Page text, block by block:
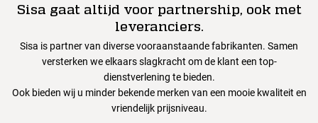
Sisa gaat altijd voor partnership, ook met
leveranciers.
Sisa is partner van diverse vooraanstaande fabrikanten. Samen
versterken we elkaars slagkracht om de klant een top-
dienstverlening te bieden.
Ook bieden wij u minder bekende merken van een mooie kwaliteit en
vriendelijk prijsniveau.